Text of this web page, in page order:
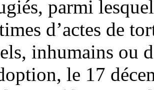
parmi
d’actes de
inhumains ou
le 17